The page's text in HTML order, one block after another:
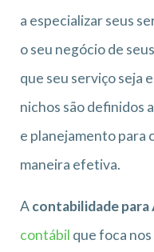
a especializar seus
o seu negócio de
que seu serviço seja
nichos são definidos
e planejamento para
maneira efetiva.
Acontabilidade
contábil que foca